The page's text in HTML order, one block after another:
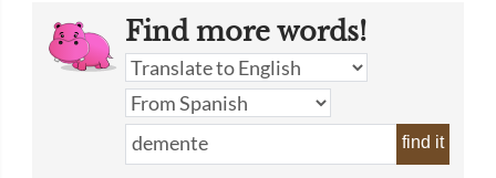
Find more words!
find it